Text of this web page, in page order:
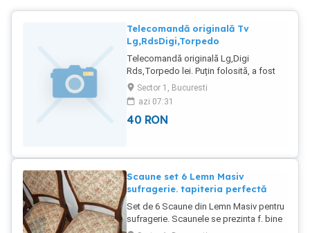
Telecomandă originală Tv
Lg,RdsDigi,Torpedo
Telecomandă originală Lg,Digi
Rds,Torpedo lei. Puțin folosită, a fost
rezerva celei de un tv din altă cameră.
Expediez în țară prin poșta română cu
22 lei sau predare personală S1. Vizitați
și celelalte anunțuri din lista mea.
Sector 1, Bucuresti
azi 07:31
40 RON
Scaune set 6 Lemn Masiv
sufragerie. tapiteria perfectă
Set de 6 Scaune din Lemn Masiv pentru
sufragerie. Scaunele se prezinta f. bine